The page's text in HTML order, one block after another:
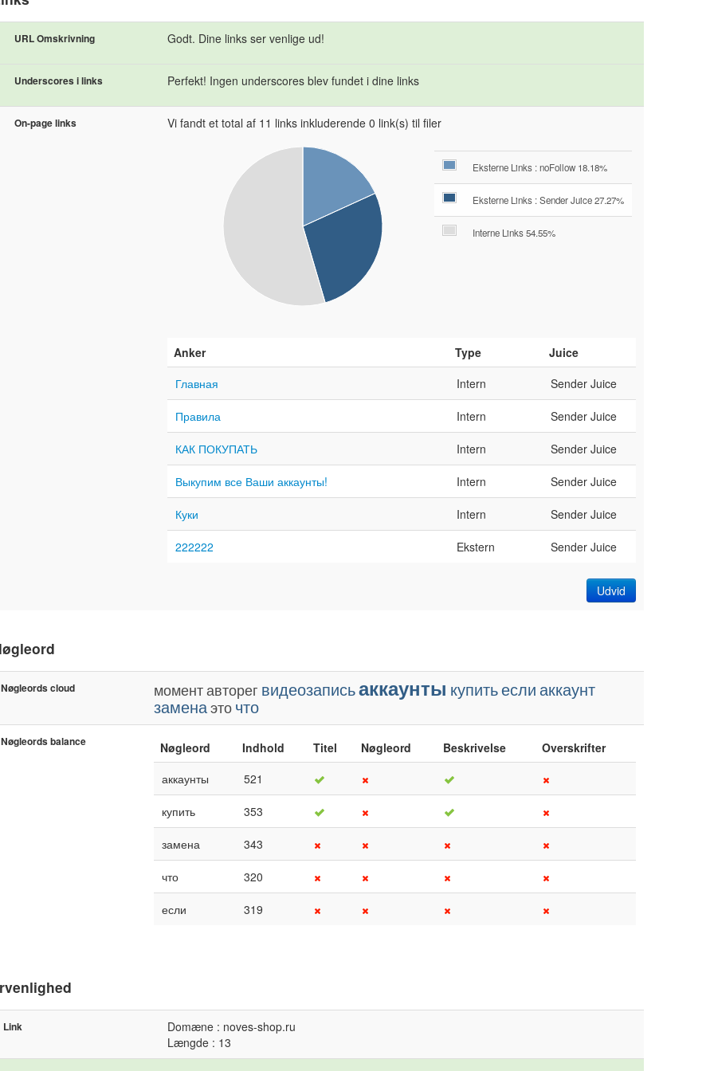
URL Omskrivning Godt. Dine links ser venlige ud!
Underscores i links Perfekt! Ingen underscores blev fundet i dine links
On-page links Vi fandt et total af 11 links inkluderende 0 link(s) til filer
Eksterne Links : noFollow 18.18%
Eksterne Links : Sender Juice 27.27%
Interne Links 54.55%
Anker Type
Juice
Главная
Intern Sender Juice
Правила Intern Sender Juice
КАК ПОКУПАТЬ Intern Sender Juice
Выкупим все Ваши аккаунты! Intern Sender Juice
Куки Intern Sender Juice
222222 Ekstern Sender Juice
Udvid
Nøgleords cloud моментавторег видеозаписьаккаунты купитьеслиаккаунт
заменаэточто
Nøgleords balance Nøgleord Indhold Titel Nøgleord Beskrivelse
Overskrifter
аккаунты
521
купить 353
замена 343
что 320
если 319
Link
Domæne : noves-shop.ru
Længde : 13